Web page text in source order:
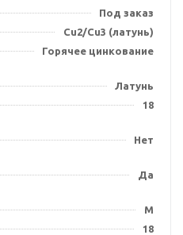
Под заказ
Cu2/Cu3 (латунь)
Горячее цинкование
Латунь
18
Нет
Да
M
18